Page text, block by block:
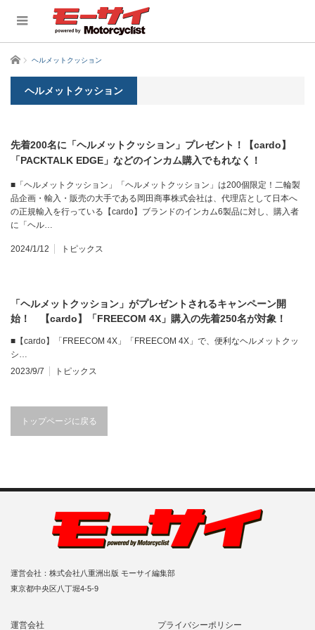
ホーム ヘルメットクッション
ヘルメットクッション
先着200名に「ヘルメットクッション」プレゼント！【cardo】
「PACKTALK EDGE」などのインカム購入でもれなく！
■「ヘルメットクッション」「ヘルメットクッション」は200個限定！二輪製
品企画・輸入・販売の大手である岡田商事株式会社は、代理店として日本へ
の正規輸入を行っている【cardo】ブランドのインカム6製品に対し、購入者
に「ヘル…
2024/1/12 トピックス
「ヘルメットクッション」がプレゼントされるキャンペーン開
始！ 【cardo】「FREECOM 4X」購入の先着250名が対象！
■【cardo】「FREECOM 4X」「FREECOM 4X」で、便利なヘルメットクッ
シ…
2023/9/7
トピックス
トップページに戻る
運営会社：株式会社八重洲出版 モーサイ編集部
東京都中央区八丁堀4-5-9
運営会社 プライバシーポリシー